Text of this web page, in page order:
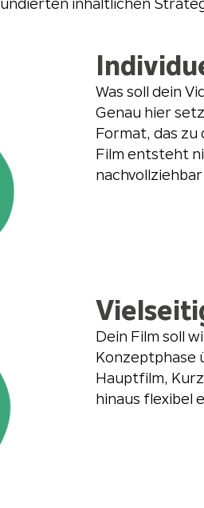
inhaltlichen
Was soll dein
Genau hier
Format, das
Film entsteht
Dein Film soll
Konzeptphase
Hauptfilm,
hinaus flexibel